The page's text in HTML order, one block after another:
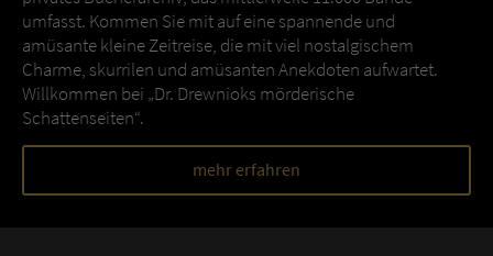
umfasst. Kommen Sie mit auf eine spannende und
amüsante kleine Zeitreise, die mit viel nostalgischem
Charme, skurrilen und amüsanten Anekdoten aufwartet.
Willkommen bei „Dr. Drewnioks mörderische
Schattenseiten“.
mehr erfahren